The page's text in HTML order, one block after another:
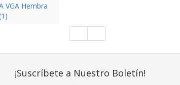
VGA Hembra
¡Suscríbete a Nuestro Boletín!